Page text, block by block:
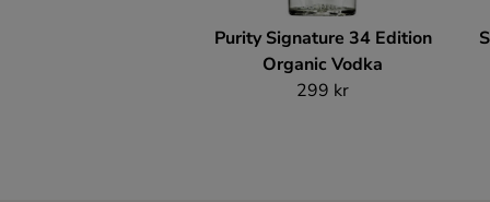
Purity Signature 34 Edition
Organic Vodka
299 kr